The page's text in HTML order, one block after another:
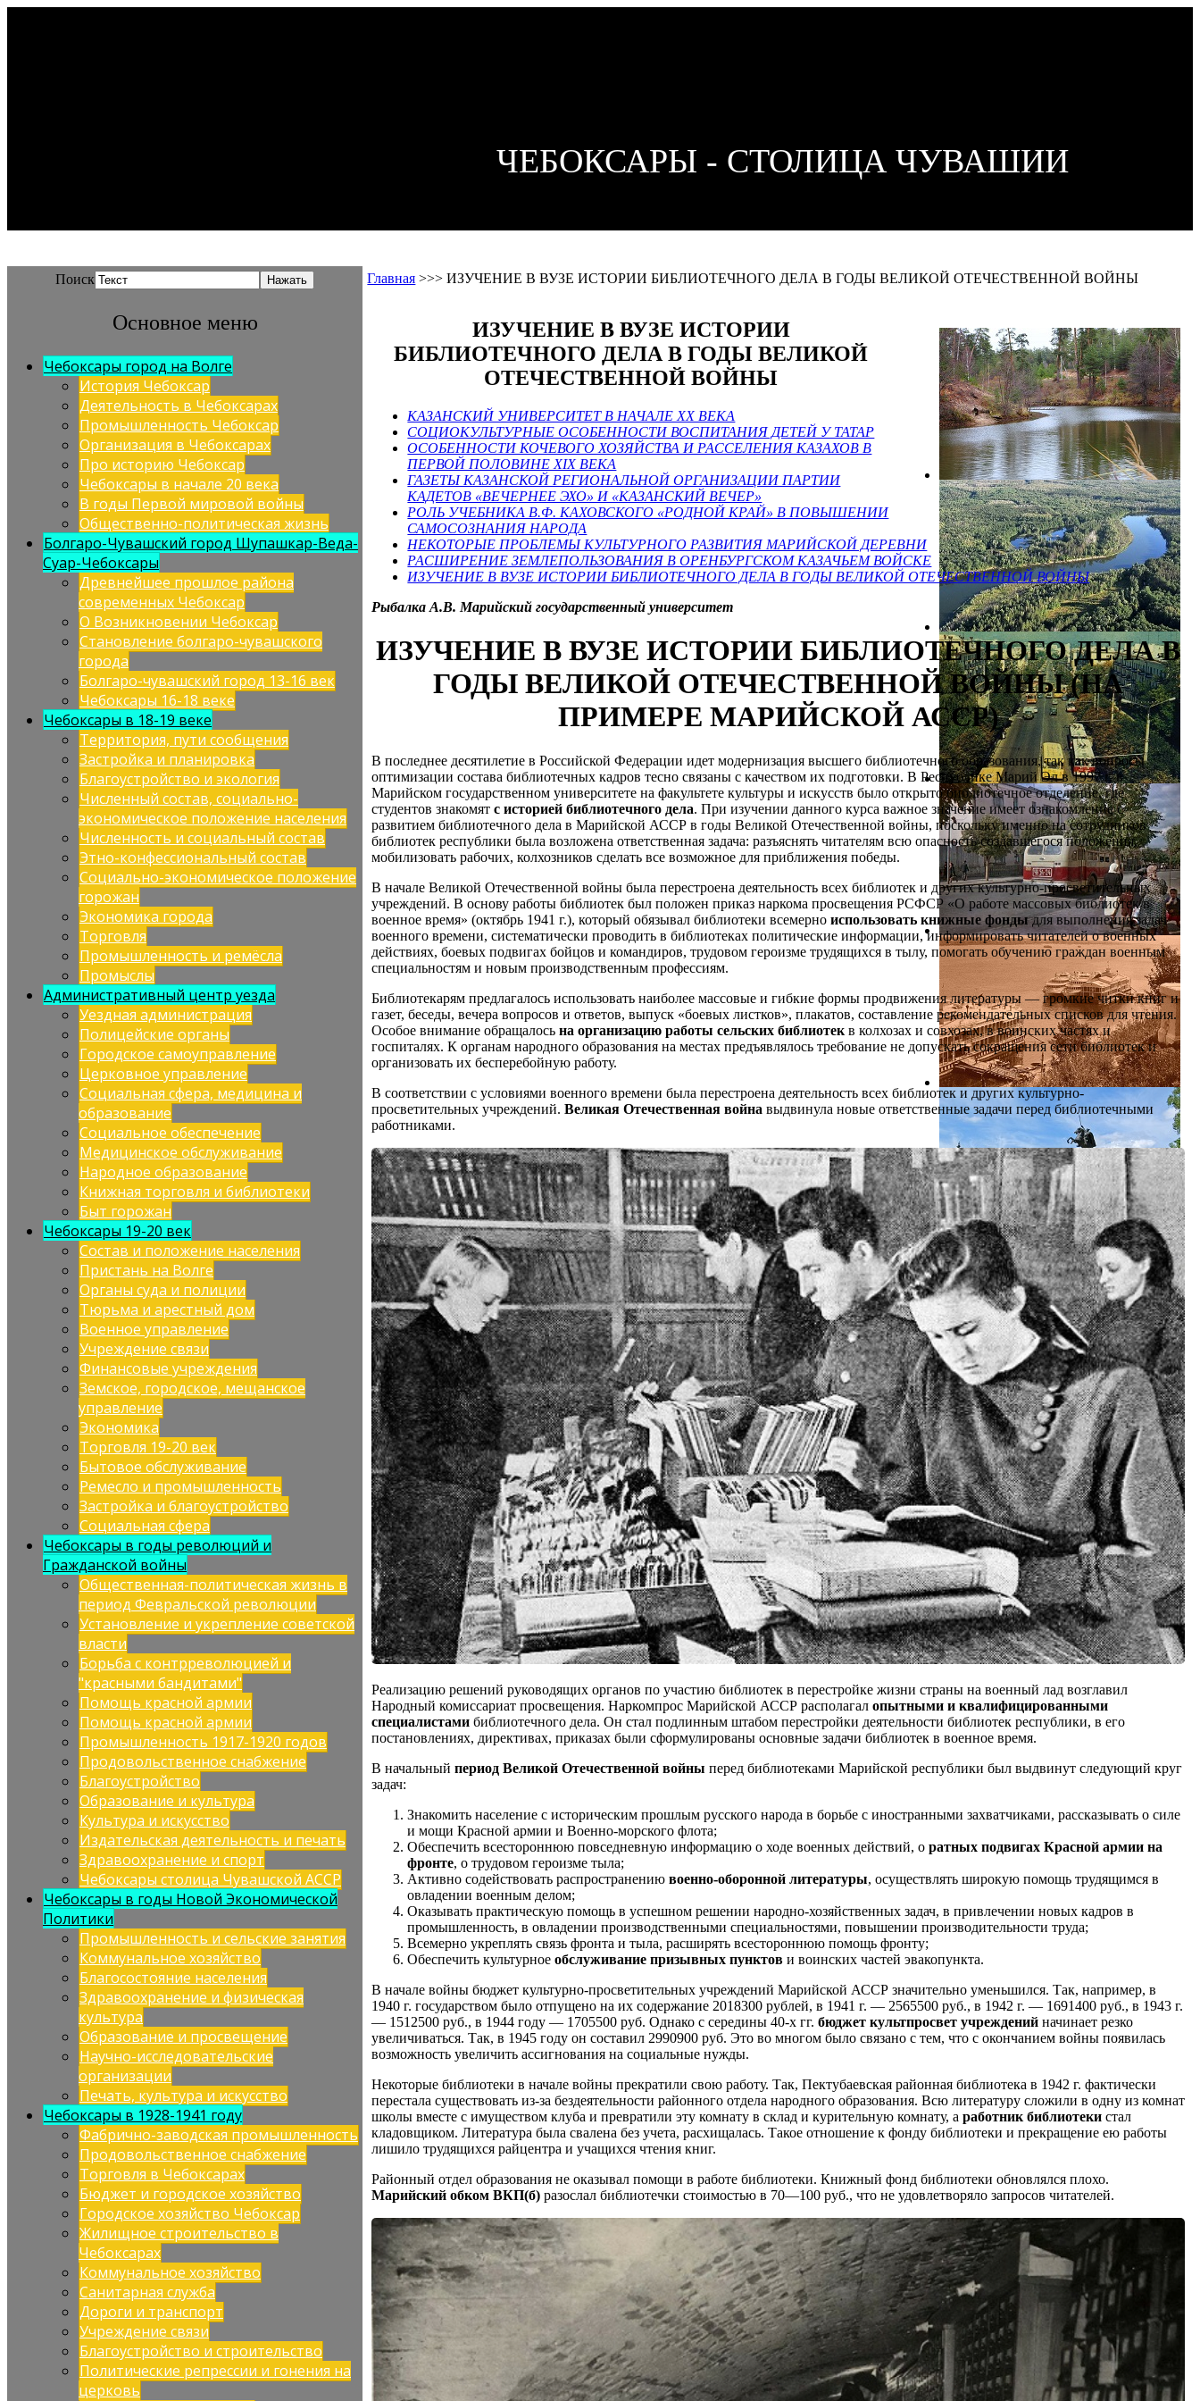
ЧЕБОКСАРЫ - СТОЛИЦА ЧУВАШИИ
Поиск
Основное меню
Чебоксары город на Волге
История Чебоксар
Деятельность в Чебоксарах
Промышленность Чебоксар
Организация в Чебоксарах
Про историю Чебоксар
Чебоксары в начале 20 века
В годы Первой мировой войны
Общественно-политическая жизнь
Болгаро-Чувашский город Шупашкар-Веда-
Суар-Чебоксары
Древнейшее прошлое района
современных Чебоксар
О Возникновении Чебоксар
Становление болгаро-чувашского
города
Болгаро-чувашский город 13-16 век
Чебоксары 16-18 веке
Чебоксары в 18-19 веке
Территория, пути сообщения
Застройка и планировка
Благоустройство и экология
Численный состав, социально-
экономическое положение населения
Численность и социальный состав
Этно-конфессиональный состав
Социально-экономическое положение
горожан
Экономика города
Торговля
Промышленность и ремёсла
Промыслы
Административный центр уезда
Уездная администрация
Полицейские органы
Городское самоуправление
Церковное управление
Социальная сфера, медицина и
образование
Социальное обеспечение
Медицинское обслуживание
Народное образование
Книжная торговля и библиотеки
Быт горожан
Чебоксары 19-20 век
Состав и положение населения
Пристань на Волге
Органы суда и полиции
Тюрьма и арестный дом
Военное управление
Учреждение связи
Финансовые учреждения
Земское, городское, мещанское
управление
Экономика
Торговля 19-20 век
Бытовое обслуживание
Ремесло и промышленность
Застройка и благоустройство
Социальная сфера
Чебоксары в годы революций и
Гражданской войны
Общественная-политическая жизнь в
период Февральской революции
Установление и укрепление советской
власти
Борьба с контрреволюцией и
"красными бандитами"
Помощь красной армии
Помощь красной армии
Промышленность 1917-1920 годов
Продовольственное снабжение
Благоустройство
Образование и культура
Культура и искусство
Издательская деятельность и печать
Здравоохранение и спорт
Чебоксары столица Чувашской АССР
Чебоксары в годы Новой Экономической
Политики
Промышленность и сельские занятия
Коммунальное хозяйство
Благосостояние населения
Здравоохранение и физическая
культура
Образование и просвещение
Научно-исследовательские
организации
Печать, культура и искусство
Чебоксары в 1928-1941 году
Фабрично-заводская промышленность
Продовольственное снабжение
Торговля в Чебоксарах
Бюджет и городское хозяйство
Городское хозяйство Чебоксар
Жилищное строительство в
Чебоксарах
Коммунальное хозяйство
Санитарная служба
Дороги и транспорт
Учреждение связи
Благоустройство и строительство
Политические репрессии и гонения на
церковь
Главная >>>ИЗУЧЕНИЕ В ВУЗЕ ИСТОРИИ БИБЛИОТЕЧНОГО ДЕЛА В ГОДЫ ВЕЛИКОЙ ОТЕЧЕСТВЕННОЙ ВОЙНЫ
ИЗУЧЕНИЕ В ВУЗЕ ИСТОРИИ
БИБЛИОТЕЧНОГО ДЕЛА В ГОДЫ ВЕЛИКОЙ
ОТЕЧЕСТВЕННОЙ ВОЙНЫ
КАЗАНСКИЙ УНИВЕРСИТЕТ В НАЧАЛЕ XX ВЕКА
СОЦИОКУЛЬТУРНЫЕ ОСОБЕННОСТИ ВОСПИТАНИЯ ДЕТЕЙ У ТАТАР
ОСОБЕННОСТИ КОЧЕВОГО ХОЗЯЙСТВА И РАССЕЛЕНИЯ КАЗАХОВ В
ПЕРВОЙ ПОЛОВИНЕ XIX ВЕКА
ГАЗЕТЫ КАЗАНСКОЙ РЕГИОНАЛЬНОЙ ОРГАНИЗАЦИИ ПАРТИИ
КАДЕТОВ «ВЕЧЕРНЕЕ ЭХО» И «КАЗАНСКИЙ ВЕЧЕР»
РОЛЬ УЧЕБНИКА В.Ф. КАХОВСКОГО «РОДНОЙ КРАЙ» В ПОВЫШЕНИИ
САМОСОЗНАНИЯ НАРОДА
НЕКОТОРЫЕ ПРОБЛЕМЫ КУЛЬТУРНОГО РАЗВИТИЯ МАРИЙСКОЙ ДЕРЕВНИ
РАСШИРЕНИЕ ЗЕМЛЕПОЛЬЗОВАНИЯ В ОРЕНБУРГСКОМ КАЗАЧЬЕМ ВОЙСКЕ
ИЗУЧЕНИЕ В ВУЗЕ ИСТОРИИ БИБЛИОТЕЧНОГО ДЕЛА В ГОДЫ ВЕЛИКОЙ ОТЕЧЕСТВЕННОЙ ВОЙНЫ
Рыбалка А.В. Марийский государственный университет
ИЗУЧЕНИЕ В ВУЗЕ ИСТОРИИ БИБЛИОТЕЧНОГО ДЕЛА В
ГОДЫ ВЕЛИКОЙ ОТЕЧЕСТВЕННОЙ ВОЙНЫ (НА
ПРИМЕРЕ МАРИЙСКОЙ АССР)
В последнее десятилетие в Российской Федерации идет модернизация высшего библиотечного образования, так как вопросы
оптимизации состава библиотечных кадров тесно связаны с качеством их подготовки. В Республике Марий Эл в 1997 г. в
Марийском государственном университете на факультете культуры и искусств было открыто библиотечное отделение, где
студентов знакомятс историей библиотечного дела. При изучении данного курса важное значение имеет ознакомление с
развитием библиотечного дела в Марийской АССР в годы Великой Отечественной войны, поскольку именно на сотрудников
библиотек республики была возложена ответственная задача: разъяснять читателям всю опасность создавшегося положения,
мобилизовать рабочих, колхозников сделать все возможное для приближения победы.
В начале Великой Отечественной войны была перестроена деятельность всех библиотек и других культурно-просветительных
учреждений. В основу работы библиотек был положен приказ наркома просвещения РСФСР «О работе массовых библиотек в
военное время» (октябрь 1941 г.), который обязывал библиотеки всемерноиспользовать книжные фондыдля выполнения задач
военного времени, систематически проводить в библиотеках политические информации, информировать читателей о военных
действиях, боевых подвигах бойцов и командиров, трудовом героизме трудящихся в тылу, помогать обучению граждан военным
специальностям и новым производственным профессиям.
Библиотекарям предлагалось использовать наиболее массовые и гибкие формы продвижения литературы — громкие читки книг и
газет, беседы, вечера вопросов и ответов, выпуск «боевых листков», плакатов, составление рекомендательных списков для чтения.
Особое внимание обращалосьна организацию работы сельских библиотек в колхозах и совхозах, в воинских частях и
госпиталях. К органам народного образования на местах предъявлялось требование не допускать сокращения сети библиотек и
организовать их бесперебойную работу.
В соответствии с условиями военного времени была перестроена деятельность всех библиотек и других культурно-
просветительных учреждений.Великая Отечественная война выдвинула новые ответственные задачи перед библиотечными
работниками.
Реализацию решений руководящих органов по участию библиотек в перестройке жизни страны на военный лад возглавил
Народный комиссариат просвещения. Наркомпрос Марийской АССР располагалопытными и квалифицированными
специалистами библиотечного дела. Он стал подлинным штабом перестройки деятельности библиотек республики, в его
постановлениях, директивах, приказах были сформулированы основные задачи библиотек в военное время.
В начальныйпериод Великой Отечественной войны перед библиотеками Марийской республики был выдвинут следующий круг
задач:
Знакомить население с историческим прошлым русского народа в борьбе с иностранными захватчиками, рассказывать о силе
и мощи Красной армии и Военно-морского флота;
Обеспечить всестороннюю повседневную информацию о ходе военных действий, оратных подвигах Красной армии на
фронте, о трудовом героизме тыла;
Активно содействовать распространениювоенно-оборонной литературы, осуществлять широкую помощь трудящимся в
овладении военным делом;
Оказывать практическую помощь в успешном решении народно-хозяйственных задач, в привлечении новых кадров в
промышленность, в овладении производственными специальностями, повышении производительности труда;
Всемерно укреплять связь фронта и тыла, расширять всестороннюю помощь фронту;
Обеспечить культурноеобслуживание призывных пунктов и воинских частей эвакопункта.
В начале войны бюджет культурно-просветительных учреждений Марийской АССР значительно уменьшился. Так, например, в
1940 г. государством было отпущено на их содержание 2018300 рублей, в 1941 г. — 2565500 руб., в 1942 г. — 1691400 руб., в 1943 г.
— 1512500 руб., в 1944 году — 1705500 руб. Однако с середины 40-х гг.бюджет культпросвет учреждений начинает резко
увеличиваться. Так, в 1945 году он составил 2990900 руб. Это во многом было связано с тем, что с окончанием войны появилась
возможность увеличить ассигнования на социальные нужды.
Некоторые библиотеки в начале войны прекратили свою работу. Так, Пектубаевская районная библиотека в 1942 г. фактически
перестала существовать из-за бездеятельности районного отдела народного образования. Всю литературу сложили в одну из комнат
школы вместе с имуществом клуба и превратили эту комнату в склад и курительную комнату, аработник библиотеки стал
кладовщиком. Литература была свалена без учета, расхищалась. Такое отношение к фонду библиотеки и прекращение ею работы
лишило трудящихся райцентра и учащихся чтения книг.
Районный отдел образования не оказывал помощи в работе библиотеки. Книжный фонд библиотеки обновлялся плохо.
Марийский обком ВКП(б)разослал библиотечки стоимостью в 70—100 руб., что не удовлетворяло запросов читателей.